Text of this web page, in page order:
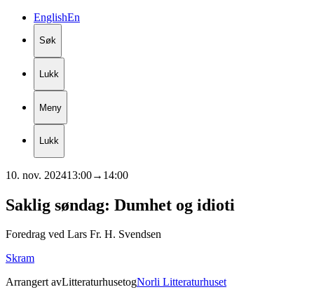
EnglishEn
Søk
Lukk
Meny
Lukk
10. nov. 202413:00→ 14:00
Saklig søndag: Dumhet og idioti
Foredrag ved Lars Fr. H. Svendsen
Skram
Arrangert avLitteraturhusetogNorli Litteraturhuset